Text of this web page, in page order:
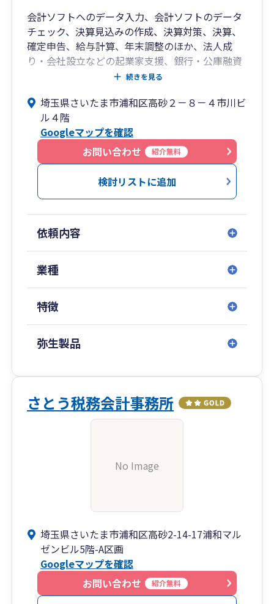
会計ソフトへのデータ入力、会計ソフトのデータ
チェック、決算見込みの作成、決算対策、決算、
確定申告、給与計算、年末調整のほか、法人成
り・会社設立などの起業家支援、銀行・公庫融資
サポート、建設業許可申請、補助金申請、FP相談
代表自身がクライアント0件から事務所を起こし
た起業家であり、自身の経験を活かして起業家を
支援していきたいと考えています。
弁護士、司法書士、不動産鑑定士、社会保険労務
士、銀行、保険会社、不動産会社などとネットワ
ークを構築し、問題解決に当たっています。
お気軽にご相談ください。
続きを見る
埼玉県さいたま市浦和区高砂２－８－４市川ビ
ル４階
Googleマップを確認
お問い合わせ
紹介無料
検討リストに追加
依頼内容
業種
特徴
弥生製品
さとう税務会計事務所
No Image
埼玉県さいたま市浦和区高砂2-14-17浦和マル
ゼンビル5階-A区画
Googleマップを確認
お問い合わせ
紹介無料